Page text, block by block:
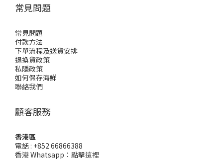
常見問題
常見問題
付款方法
下單流程及送貨安排
退換貨政策
私隱政策
如何保存海鮮
聯絡我們
顧客服務
香港區
電話 : +852 66866388
香港 Whatsapp： 點擊這裡